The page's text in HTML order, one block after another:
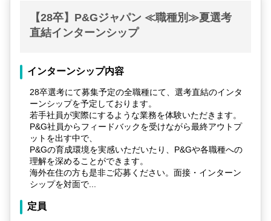
【28卒】P&Gジャパン ≪職種別≫夏選考
直結インターンシップ
インターンシップ内容
28卒選考にて募集予定の全職種にて、選考直結のインタ
ーンシップを予定しております。
若手社員が実際にするような業務を体験いただきます。
P&G社員からフィードバックを受けながら最終アウトプ
ットを出す中で、
P&Gの育成環境を実感いただいたり、P&Gや各職種への
理解を深めることができます。
海外在住の方も是非ご応募ください。面接・インターン
シップを対面で...
定員